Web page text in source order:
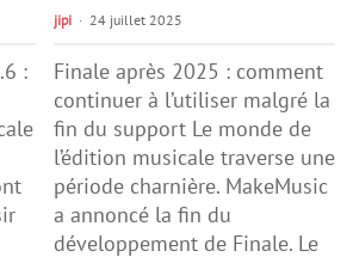
:
jipi 24 juillet 2025
Finale après 2025 : comment
continuer à l’utiliser malgré la
fin du support Le monde de
l’édition musicale traverse une
période charnière. MakeMusic
a annoncé la fin du
développement de Finale. Le